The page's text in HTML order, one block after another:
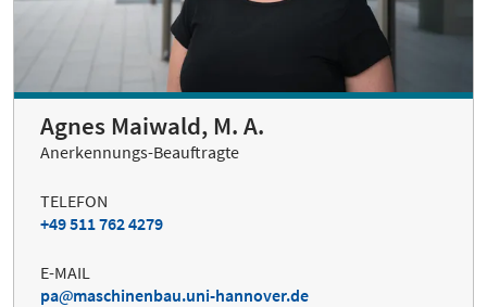
Agnes Maiwald, M. A.
Anerkennungs-Beauftragte
TELEFON
+49 511 762 4279
E-MAIL
pa
maschinenbau.uni-hannover.de